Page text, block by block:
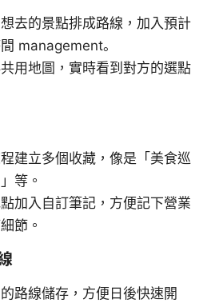
去的景點排成路線，加入預計
management。
用地圖，實時看到對方的選點
建立多個收藏，像是「美食巡
等。
加入自訂筆記，方便記下營業
節。
路線儲存，方便日後快速開